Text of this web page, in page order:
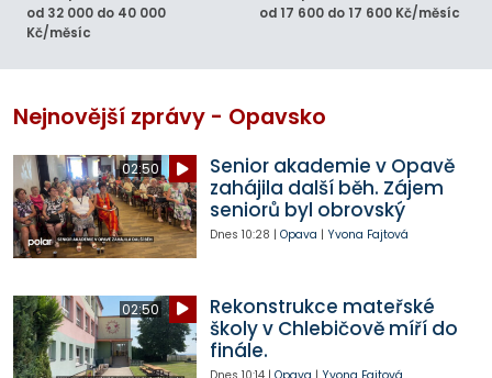
od 32 000 do 40 000
Kč/měsíc
od 17 600 do 17 600 Kč/měsíc
Nejnovější zprávy - Opavsko
02:50
Senior akademie v Opavě
zahájila další běh. Zájem
seniorů byl obrovský
Dnes 10:28 | Opava | Yvona Fajtová
02:50
Rekonstrukce mateřské
školy v Chlebičově míří do
finále.